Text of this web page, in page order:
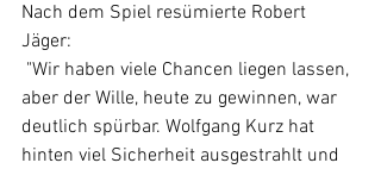
Nach dem Spiel resümierte Robert
Jäger:
aber der Wille, heute zu gewinnen, war
deutlich spürbar. Wolfgang Kurz hat
hinten viel Sicherheit ausgestrahlt und